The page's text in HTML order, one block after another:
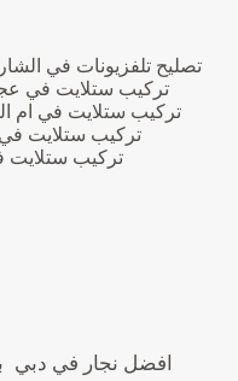
تصليح تلفزيونات في الشارقة |0551806082| تركيب
تركيب ستلايت في عجمان |0551806082|
تركيب ستلايت في ام القيوين
تركيب ستلايت في راس
تركيب ستلايت في
افضل نجار في دبي